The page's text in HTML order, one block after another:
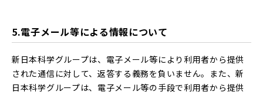
5.電子メール等による情報について
新日本科学グループは、電子メール等により利用者から提供
された通信に対して、返答する義務を負いません。また、新
日本科学グループは、電子メール等の手段で利用者から提供